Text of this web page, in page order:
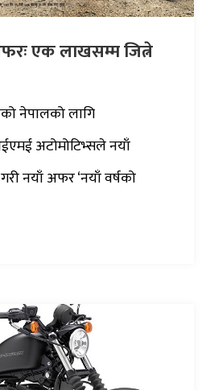
एक लाखसम्म जित्ने
नेपालको लागि
अटोमोटिभ्सले नयाँ
नयाँ अफर ‘नयाँ वर्षको